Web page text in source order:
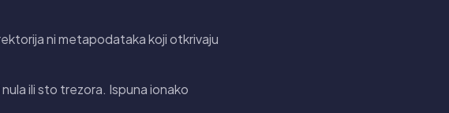
ni metapodataka koji otkrivaju
ili sto trezora. Ispuna ionako